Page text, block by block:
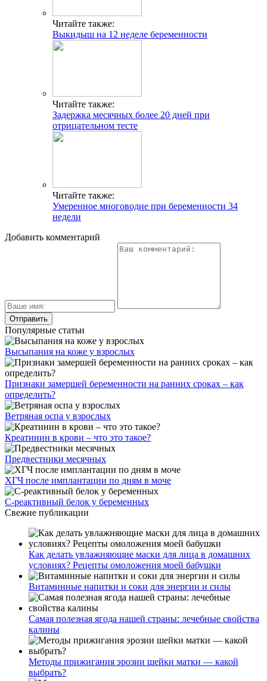
Читайте также:
Выкидыш на 12 неделе беременности
Читайте также:
Задержка месячных более 20 дней при
отрицательном тесте
Читайте также:
Умеренное многоводие при беременности 34
недели
Добавить комментарий
Популярные статьи
Высыпания на коже у взрослых
Признаки замершей беременности на ранних сроках – как
определить?
Ветряная оспа у взрослых
Креатинин в крови – что это такое?
Предвестники месячных
ХГЧ после имплантации по дням в моче
С-реактивный белок у беременных
Свежие публикации
Как делать увлажняющие маски для лица в домашних
условиях? Рецепты омоложения моей бабушки
Витаминные напитки и соки для энергии и силы
Самая полезная ягода нашей страны: лечебные свойства
калины
Методы прижигания эрозии шейки матки — какой
выбрать?